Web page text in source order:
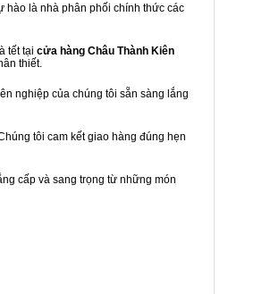
hào là nhà phân phối chính thức các
tết tại cửa hàng Châu Thành Kiên
thiết.
nghiệp của chúng tôi sẵn sàng lắng
tôi cam kết giao hàng đúng hẹn
cấp và sang trọng từ những món